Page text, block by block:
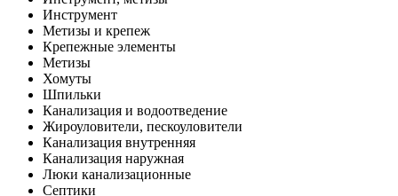
Инструмент
Метизы и крепеж
Крепежные элементы
Метизы
Хомуты
Шпильки
Канализация и водоотведение
Жироуловители, пескоуловители
Канализация внутренняя
Канализация наружная
Люки канализационные
Септики